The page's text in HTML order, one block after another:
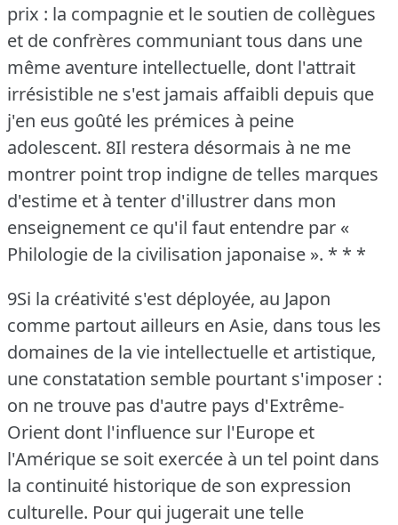
prix : la compagnie et le soutien de collègues
et de confrères communiant tous dans une
même aventure intellectuelle, dont l'attrait
irrésistible ne s'est jamais affaibli depuis que
j'en eus goûté les prémices à peine
adolescent. 8Il restera désormais à ne me
montrer point trop indigne de telles marques
d'estime et à tenter d'illustrer dans mon
enseignement ce qu'il faut entendre par «
Philologie de la civilisation japonaise ». * * *
9Si la créativité s'est déployée, au Japon
comme partout ailleurs en Asie, dans tous les
domaines de la vie intellectuelle et artistique,
une constatation semble pourtant s'imposer :
on ne trouve pas d'autre pays d'Extrême-
Orient dont l'influence sur l'Europe et
l'Amérique se soit exercée à un tel point dans
la continuité historique de son expression
culturelle. Pour qui jugerait une telle